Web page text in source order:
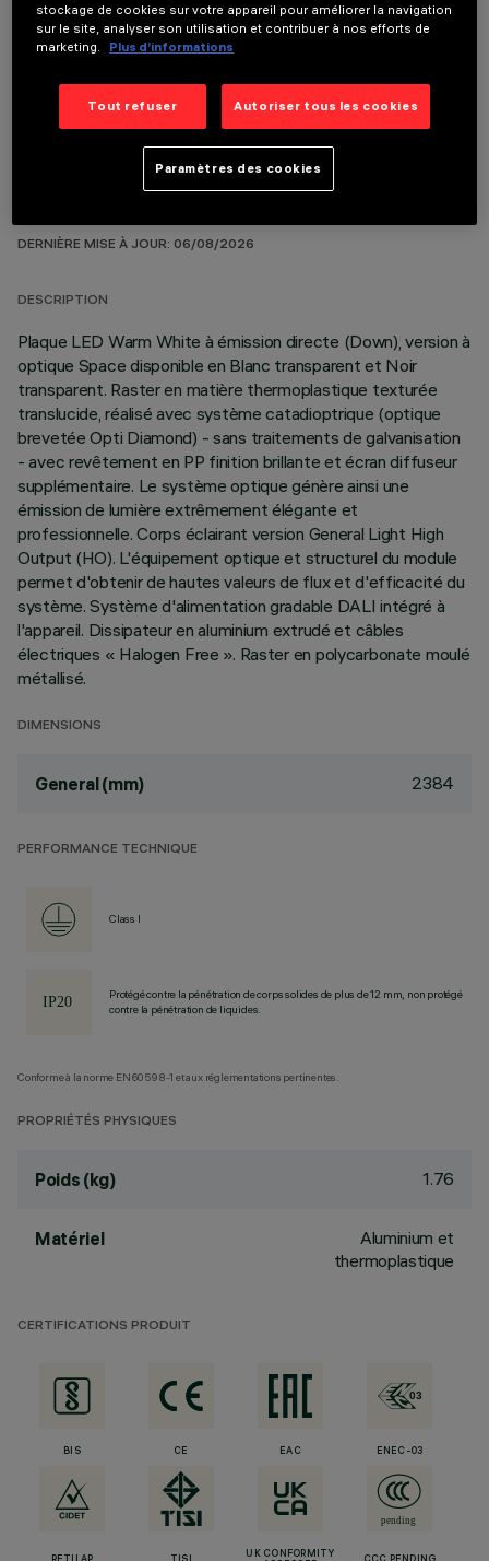
COMPOSANTS OPTIONNELS
DERNIÈRE MISE À JOUR: 06/08/2026
DESCRIPTION
Plaque LED Warm White à émission directe (Down), version à
optique Space disponible en Blanc transparent et Noir
transparent. Raster en matière thermoplastique texturée
translucide, réalisé avec système catadioptrique (optique
brevetée Opti Diamond) - sans traitements de galvanisation
- avec revêtement en PP finition brillante et écran diffuseur
supplémentaire. Le système optique génère ainsi une
émission de lumière extrêmement élégante et
professionnelle. Corps éclairant version General Light High
Output (HO). L'équipement optique et structurel du module
permet d'obtenir de hautes valeurs de flux et d'efficacité du
système. Système d'alimentation gradable DALI intégré à
l'appareil. Dissipateur en aluminium extrudé et câbles
électriques « Halogen Free ». Raster en polycarbonate moulé
métallisé.
DIMENSIONS
General (mm) 2384
PERFORMANCE TECHNIQUE
Class I
Protégé contre la pénétration de corps solides de plus de 12 mm, non protégé
contre la pénétration de liquides.
Conforme à la norme EN60598-1 et aux réglementations pertinentes.
PROPRIÉTÉS PHYSIQUES
Poids (kg) 1.76
Matériel
Aluminium et
thermoplastique
CERTIFICATIONS PRODUIT
BIS CE EAC ENEC-03
UK CONFORMITY
stockage de cookies sur votre appareil pour améliorer la navigation
sur le site, analyser son utilisation et contribuer à nos efforts de
marketing.
Plus d’informations
Tout refuser Autoriser tous les cookies
Paramètres des cookies